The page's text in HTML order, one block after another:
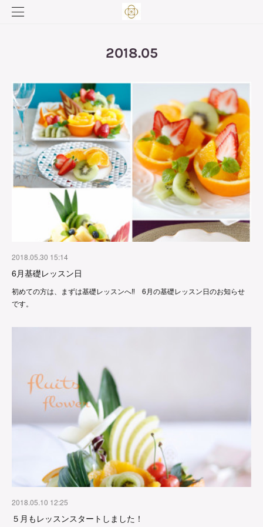
2018.05
2018.05.30 15:14
6月基礎レッスン日
初めての方は、まずは基礎レッスンへ‼︎ 6月の基礎レッスン日のお知らせ
です。
2018.05.10 12:25
５月もレッスンスタートしました！